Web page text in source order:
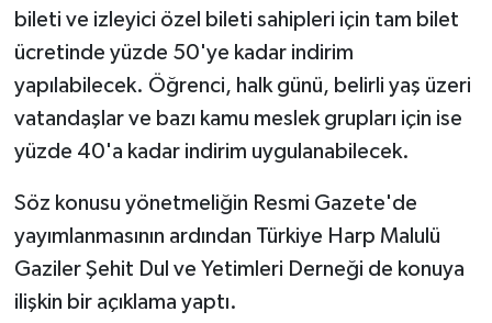
bileti ve izleyici özel bileti sahipleri için tam bilet
ücretinde yüzde 50'ye kadar indirim
yapılabilecek. Öğrenci, halk günü, belirli yaş üzeri
vatandaşlar ve bazı kamu meslek grupları için ise
yüzde 40'a kadar indirim uygulanabilecek.
Söz konusu yönetmeliğin Resmi Gazete'de
yayımlanmasının ardından Türkiye Harp Malulü
Gaziler Şehit Dul ve Yetimleri Derneği de konuya
ilişkin bir açıklama yaptı.